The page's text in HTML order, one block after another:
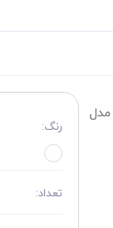
رنگ:
تعداد: